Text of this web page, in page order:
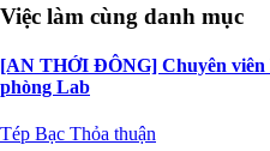
Việc làm cùng danh mục
[AN THỚI ĐÔNG] Chuyên
phòng Lab
Tép Bạc Thỏa thuận